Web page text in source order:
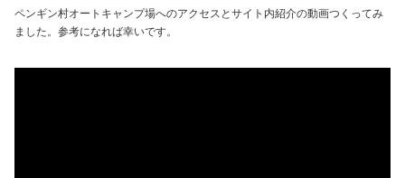
ペンギン村オートキャンプ場へのアクセスとサイト内紹介の動画つくってみ
ました。参考になれば幸いです。